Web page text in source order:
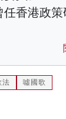
香港政策
法 噓國歌